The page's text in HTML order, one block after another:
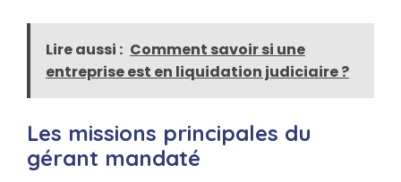
Lire aussi : Comment savoir si une
entreprise est en liquidation judiciaire ?
Les missions principales du
gérant mandaté